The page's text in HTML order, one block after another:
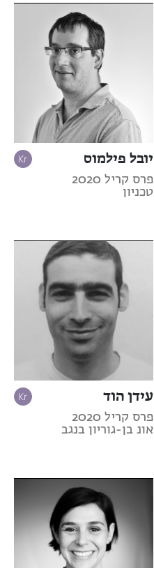
יובל פילמוס
פרס קריל 2020
טכניון
עידן הוד
פרס קריל 2020
אונ בן-גוריון בנגב